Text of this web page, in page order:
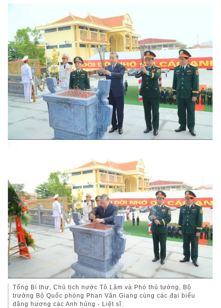
Tổng Bí thư, Chủ tịch nước Tô Lâm và Phó thủ tướng, Bộ
trưởng Bộ Quốc phòng Phan Văn Giang cùng các đại biểu
dâng hương các Anh hùng - Liệt sĩ.